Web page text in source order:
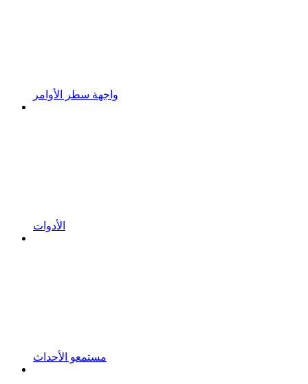
واجهة سطر الأوامر
الأدوات
مستمعو الأحداث